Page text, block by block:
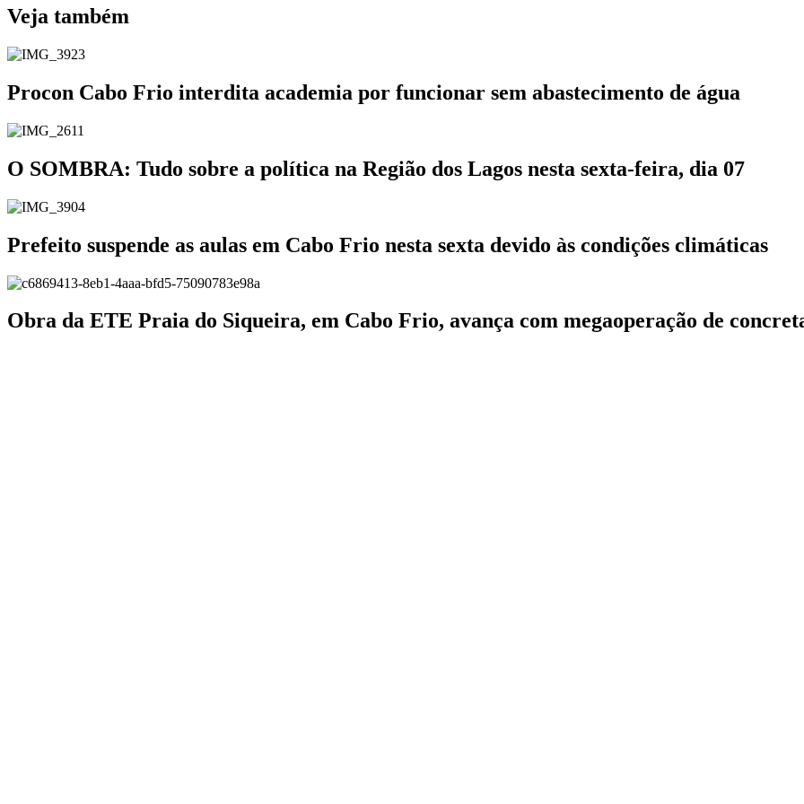
Veja também
Procon Cabo Frio interdita academia por funcionar sem abastecimento de água
O SOMBRA: Tudo sobre a política na Região dos Lagos nesta sexta-feira, dia 07
Prefeito suspende as aulas em Cabo Frio nesta sexta devido às condições climáticas
Obra da ETE Praia do Siqueira, em Cabo Frio, avança com megaoperação de